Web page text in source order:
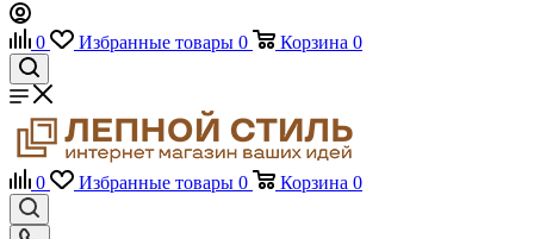
0 Избранные товары 0 Корзина 0
0 Избранные товары 0 Корзина 0